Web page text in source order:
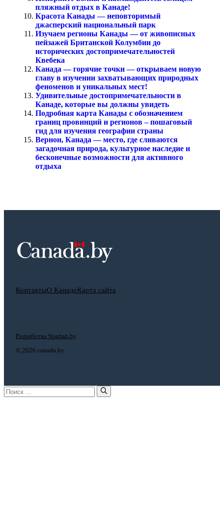
пляжный отдых в Канаде!
Красота Канады — неповторимый
джасперский национальный парк
Изучаем регионы Канады — от живописных
пейзажей Британской Колумбии до
исторических достопримечательностей
Квебека
Канада — горячие точки — открываем новую
главу в изучении захватывающих природных
феноменов и уникальных мест!
Удивительные достопримечательности в
Канаде, которые вы должны увидеть
Подробная карта Канады с обозначением
границ провинций и регионов – пошаговый
гид для изучения географии страны
Вернон, Канада — место, где сливаются
загадочная природа, культурное наследие и
бесконечные возможности для активного
отдыха
КонтактыО КанадеКарта сайта
© 2026 canada.by
Разработка Spartan.by
Поиск: